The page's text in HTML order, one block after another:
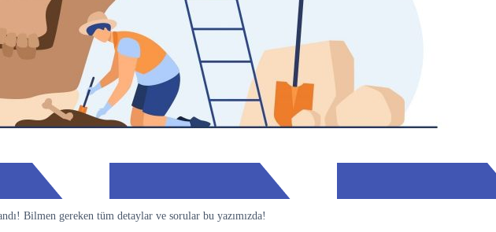
Bilmen gereken tüm detaylar ve sorular bu yazımızda!